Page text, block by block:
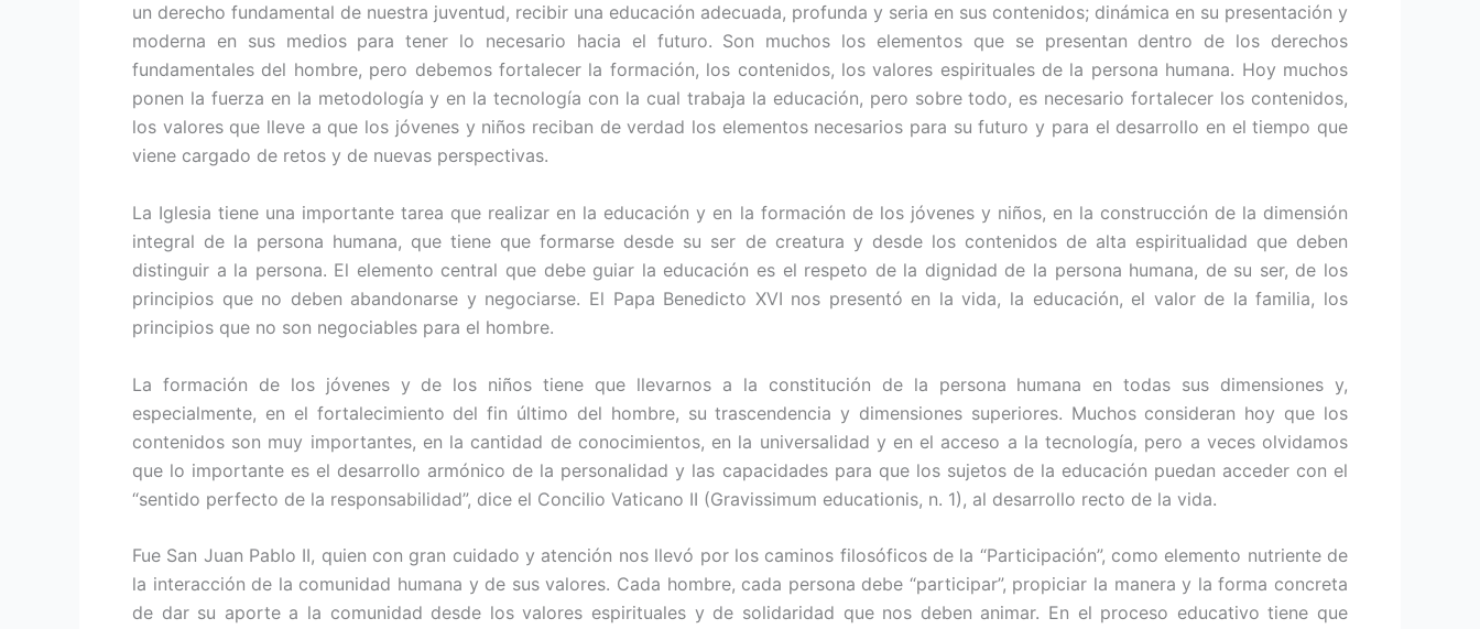
un derecho fundamental de nuestra juventud, recibir una educación adecuada, profunda y seria en sus contenidos; dinámica en su presentación y
moderna en sus medios para tener lo necesario hacia el futuro. Son muchos los elementos que se presentan dentro de los derechos
fundamentales del hombre, pero debemos fortalecer la formación, los contenidos, los valores espirituales de la persona humana. Hoy muchos
ponen la fuerza en la metodología y en la tecnología con la cual trabaja la educación, pero sobre todo, es necesario fortalecer los contenidos,
los valores que lleve a que los jóvenes y niños reciban de verdad los elementos necesarios para su futuro y para el desarrollo en el tiempo que
viene cargado de retos y de nuevas perspectivas.
La Iglesia tiene una importante tarea que realizar en la educación y en la formación de los jóvenes y niños, en la construcción de la dimensión
integral de la persona humana, que tiene que formarse desde su ser de creatura y desde los contenidos de alta espiritualidad que deben
distinguir a la persona. El elemento central que debe guiar la educación es el respeto de la dignidad de la persona humana, de su ser, de los
principios que no deben abandonarse y negociarse. El Papa Benedicto XVI nos presentó en la vida, la educación, el valor de la familia, los
principios que no son negociables para el hombre.
La formación de los jóvenes y de los niños tiene que llevarnos a la constitución de la persona humana en todas sus dimensiones y,
especialmente, en el fortalecimiento del fin último del hombre, su trascendencia y dimensiones superiores. Muchos consideran hoy que los
contenidos son muy importantes, en la cantidad de conocimientos, en la universalidad y en el acceso a la tecnología, pero a veces olvidamos
que lo importante es el desarrollo armónico de la personalidad y las capacidades para que los sujetos de la educación puedan acceder con el
“sentido perfecto de la responsabilidad”, dice el Concilio Vaticano II (Gravissimum educationis, n. 1), al desarrollo recto de la vida.
Fue San Juan Pablo II, quien con gran cuidado y atención nos llevó por los caminos filosóficos de la “Participación”, como elemento nutriente de
la interacción de la comunidad humana y de sus valores. Cada hombre, cada persona debe “participar”, propiciar la manera y la forma concreta
de dar su aporte a la comunidad desde los valores espirituales y de solidaridad que nos deben animar. En el proceso educativo tiene que